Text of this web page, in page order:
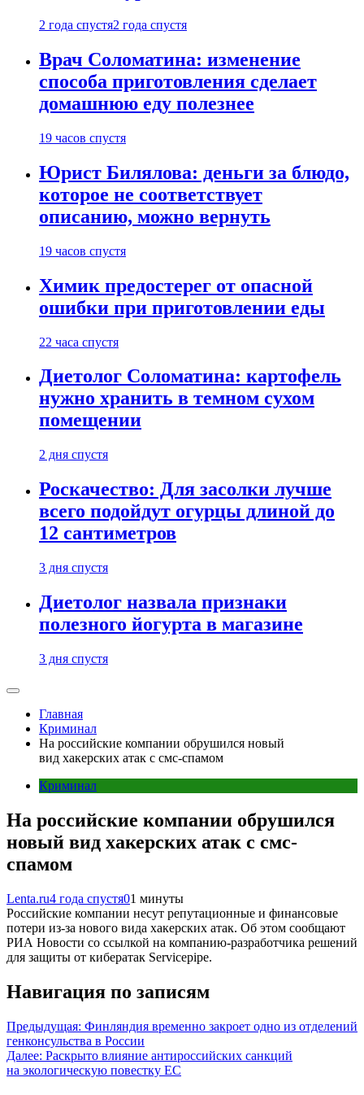
2 года спустя2 года спустя
Врач Соломатина: изменение
способа приготовления сделает
домашнюю еду полезнее
19 часов спустя
Юрист Билялова: деньги за блюдо,
которое не соответствует
описанию, можно вернуть
19 часов спустя
Химик предостерег от опасной
ошибки при приготовлении еды
22 часа спустя
Диетолог Соломатина: картофель
нужно хранить в темном сухом
помещении
2 дня спустя
Роскачество: Для засолки лучше
всего подойдут огурцы длиной до
12 сантиметров
3 дня спустя
Диетолог назвала признаки
полезного йогурта в магазине
3 дня спустя
Главная
Криминал
На российские компании обрушился новый
вид хакерских атак с смс-спамом
Криминал
На российские компании обрушился
новый вид хакерских атак с смс-
спамом
Lenta.ru4 года спустя01 минуты
Российские компании несут репутационные и финансовые
потери из-за нового вида хакерских атак. Об этом сообщают
РИА Новости со ссылкой на компанию-разработчика решений
для защиты от кибератак Servicepipe.
Навигация по записям
Предыдущая: Финляндия временно закроет одно из отделений
генконсульства в России
Далее: Раскрыто влияние антироссийских санкций
на экологическую повестку ЕС